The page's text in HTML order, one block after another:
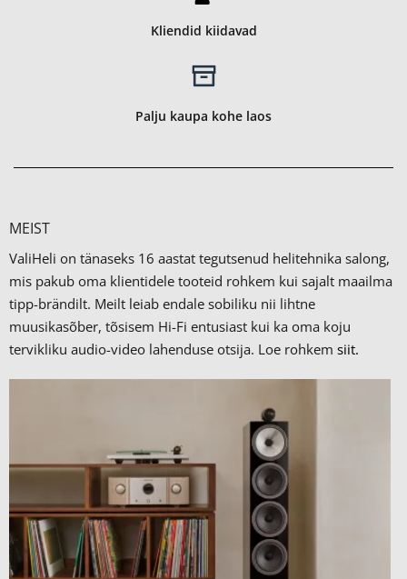
Kliendid kiidavad
Palju kaupa kohe laos
MEIST
ValiHeli on tänaseks 16 aastat tegutsenud helitehnika salong,
mis pakub oma klientidele tooteid rohkem kui sajalt maailma
tipp-brändilt. Meilt leiab endale sobiliku nii lihtne
muusikasõber, tõsisem Hi-Fi entusiast kui ka oma koju
tervikliku audio-video lahenduse otsija. Loe rohkem siit.